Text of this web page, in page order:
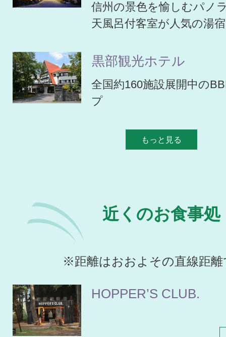
信州の景色を愉しむパノ
天風呂付客室が人気の湯宿
黒部観光ホテル
全国約160施設展開中の
プ
もっと見る
近くのお食事処
※距離はおおよその直線距離
HOPPER’S CLUB.